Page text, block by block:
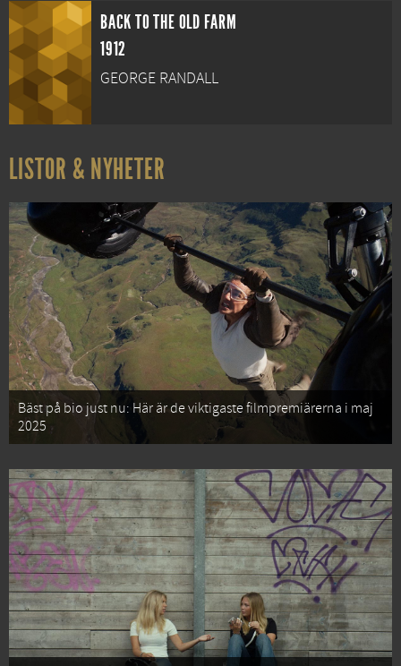
BACK TO THE OLD FARM
1912
GEORGE RANDALL
LISTOR & NYHETER
Bäst på bio just nu: Här är de viktigaste filmpremiärerna i maj
2025